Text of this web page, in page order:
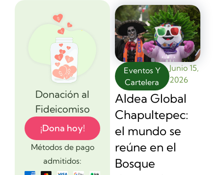
Donación al
Fideicomiso
¡Dona hoy!
Métodos de pago
admitidos:
Eventos Y
Cartelera
Junio 15,
2026
Aldea Global
Chapultepec:
el mundo se
reúne en el
Bosque